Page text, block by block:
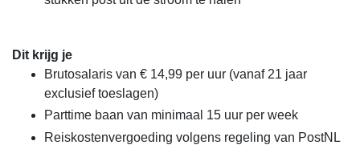
Dit krijg je
Brutosalaris van € 14,99 per uur (vanaf 21 jaar
exclusief toeslagen)
Parttime baan van minimaal 15 uur per week
Reiskostenvergoeding volgens regeling van PostNL